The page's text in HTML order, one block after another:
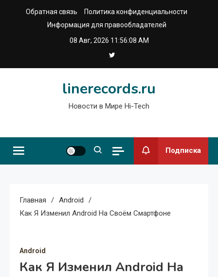
Обратная связь
Политика конфиденциальности
Информация для правообладателей
08 Авг, 2026 11:56:09 AM
linerecords.ru
Новости в Мире Hi-Tech
Подписка
Главная
Android
Как Я Изменил Android На Своём Смартфоне
Android
Как Я Изменил Android На